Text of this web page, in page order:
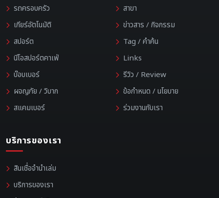
รถครอบครัว
เกียร์อัตโนมัติ
สปอร์ต
นีโอสปอร์ตคาเฟ่
บ๊อบเบอร์
ผจญภัย / วิบาก
สแคมเบอร์
สาขา
ข่าวสาร / กิจกรรม
Tag / คำค้น
Links
รีวิว / Review
ข้อกำหนด / นโยบาย
ร่วมงานกับเรา
บริการของเรา
สินเชื่อจำนำเล่ม
บริการของเรา